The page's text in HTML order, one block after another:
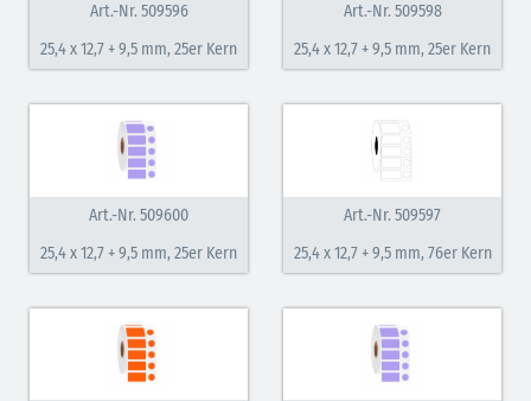
Art.-Nr. 509596
25,4 x 12,7 + 9,5 mm, 25er Kern
Art.-Nr. 509598
25,4 x 12,7 + 9,5 mm, 25er Kern
Art.-Nr. 509600
25,4 x 12,7 + 9,5 mm, 25er Kern
Art.-Nr. 509597
25,4 x 12,7 + 9,5 mm, 76er Kern